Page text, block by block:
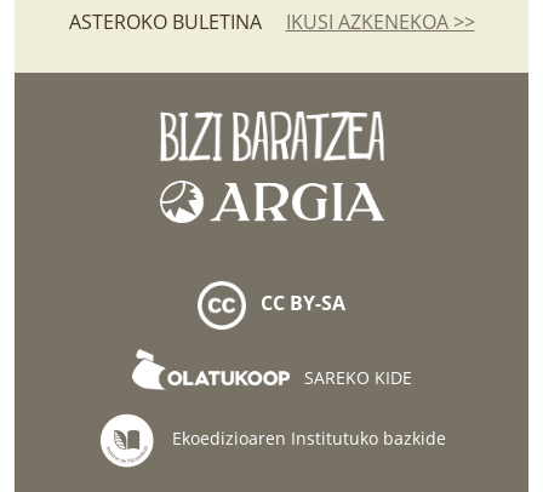
ASTEROKO BULETINA IKUSI AZKENEKOA >>
CC BY-SA
SAREKO KIDE
Ekoedizioaren Institutuko bazkide